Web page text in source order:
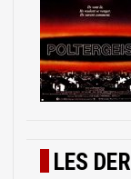
LES